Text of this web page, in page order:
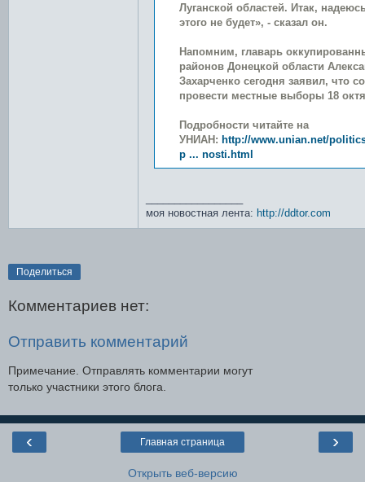
Луганской областей. Итак,
этого не будет», - сказал он.
Напомним, главарь
районов Донецкой области
Захарченко сегодня заявил, что
провести местные выборы 18
Подробности читайте на
УНИАН: http://www.unian.net/
p ... nosti.html
моя новостная лента: http://ddtor.com
Поделиться
Комментариев нет:
Отправить комментарий
Примечание. Отправлять комментарии могут
только участники этого блога.
‹ ›
Главная страница
Открыть веб-версию